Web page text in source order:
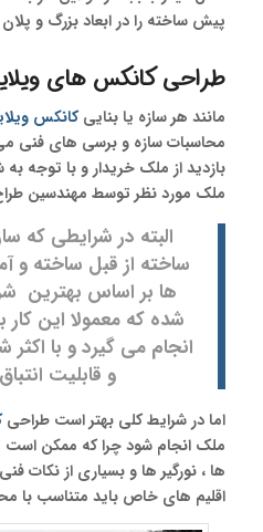
پیش ساخته را در ابعاد بزرگ و
طراحی کانکس های
مانند هر سازه یا بناییکانکس
محاسبات سازه و برسی های فنی می
بازدید از ملک خریدار و با توجه
ملک مورد نظر توسط مهندسین
البته در شرایطی که
ساخته از قبل ساخته و
ها بر اساس بهترین
شده که معمولا این کار
انجام می گیرد و با
و قابلیت
اما در شرایط کلی بهتر است طراحی
ملک انجام شود چرا که ممکن است
ها ، نورگیر ها و بسیاری از نکات
اقلیم های خاص باید متناسب با